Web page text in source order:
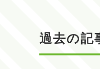
過去の記